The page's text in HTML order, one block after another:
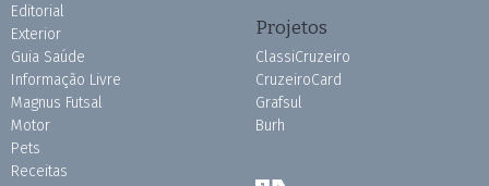
Editorial
Exterior
Guia Saúde
Informação Livre
Magnus Futsal
Motor
Pets
Receitas
Projetos
ClassiCruzeiro
CruzeiroCard
Grafsul
Burh